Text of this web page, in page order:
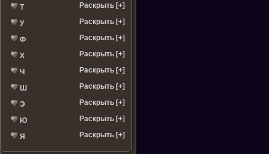
Т Раскрыть [+]
У Раскрыть [+]
Ф Раскрыть [+]
Х Раскрыть [+]
Ч Раскрыть [+]
Ш Раскрыть [+]
Э Раскрыть [+]
Ю Раскрыть [+]
Я Раскрыть [+]